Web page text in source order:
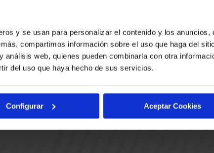
y se usan para personalizar el contenido y los anuncios,
compartimos información sobre el uso que haga del
web, quienes pueden combinarla con otra
del uso que haya hecho de sus servicios.
Configurar Aceptar Cookies
BAKH
FUNDACIÓN BASKONIA-ALAVÉS
01013 Vitoria-Gasteiz
Instagram
Youtube